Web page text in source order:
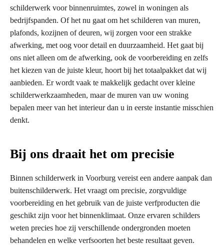
schilderwerk voor binnenruimtes, zowel in woningen als
bedrijfspanden. Of het nu gaat om het schilderen van muren,
plafonds, kozijnen of deuren, wij zorgen voor een strakke
afwerking, met oog voor detail en duurzaamheid. Het gaat bij
ons niet alleen om de afwerking, ook de voorbereiding en zelfs
het kiezen van de juiste kleur, hoort bij het totaalpakket dat wij
aanbieden. Er wordt vaak te makkelijk gedacht over kleine
schilderwerkzaamheden, maar de muren van uw woning
bepalen meer van het interieur dan u in eerste instantie misschien
denkt.
Bij ons draait het om precisie
Binnen schilderwerk in Voorburg vereist een andere aanpak dan
buitenschilderwerk. Het vraagt om precisie, zorgvuldige
voorbereiding en het gebruik van de juiste verfproducten die
geschikt zijn voor het binnenklimaat. Onze ervaren schilders
weten precies hoe zij verschillende ondergronden moeten
behandelen en welke verfsoorten het beste resultaat geven.